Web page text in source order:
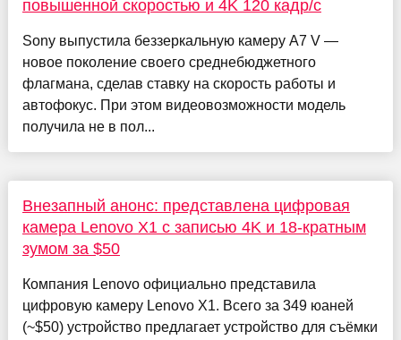
повышенной скоростью и 4K 120 кадр/с
Sony выпустила беззеркальную камеру A7 V —
новое поколение своего среднебюджетного
флагмана, сделав ставку на скорость работы и
автофокус. При этом видеовозможности модель
получила не в пол...
Внезапный анонс: представлена цифровая
камера Lenovo X1 с записью 4K и 18-кратным
зумом за $50
Компания Lenovo официально представила
цифровую камеру Lenovo X1. Всего за 349 юаней
(~$50) устройство предлагает устройство для съёмки